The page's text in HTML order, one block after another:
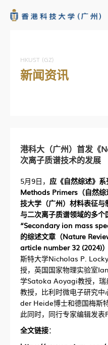
HKUST (GZ)
新闻资讯
港科大（广州）首发《
次离子质谱技术的发展
5月9日， 应《自然综述》
Methods Primers（自然综
技大学（广州）材料表征
与二次离子质谱领域的多
“Secondary ion mass
的综述文章（Nature
article number 32 (2024)）
斯特大学Nicholas P.
授，英国国家物理实验室
学Satoka Aoyagi教授，瑞
教授，比利时微电子研究
der Heide博士和德国梅斯
此同时，同行专家编辑发表
全文链接：